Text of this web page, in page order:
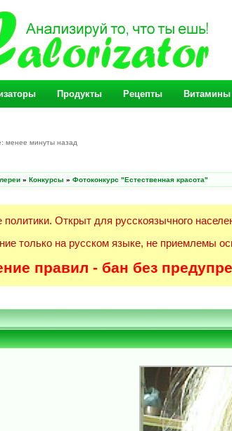
Продукты Рецепты Витамины
менее минуты назад
» Конкурсы » Фотоконкурс "Естественная красота"
Открыт для русскоязычного
только на русском языке, не приемлемы
правил - бан без